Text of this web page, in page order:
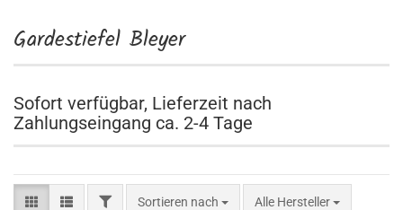
Gardestiefel Bleyer
Sofort verfügbar, Lieferzeit nach
Zahlungseingang ca. 2-4 Tage
FILTERSortieren nach
Sortieren nach Alle Hersteller